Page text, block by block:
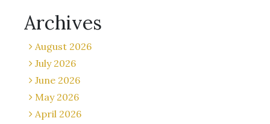
Archives
August 2026
July 2026
June 2026
May 2026
April 2026